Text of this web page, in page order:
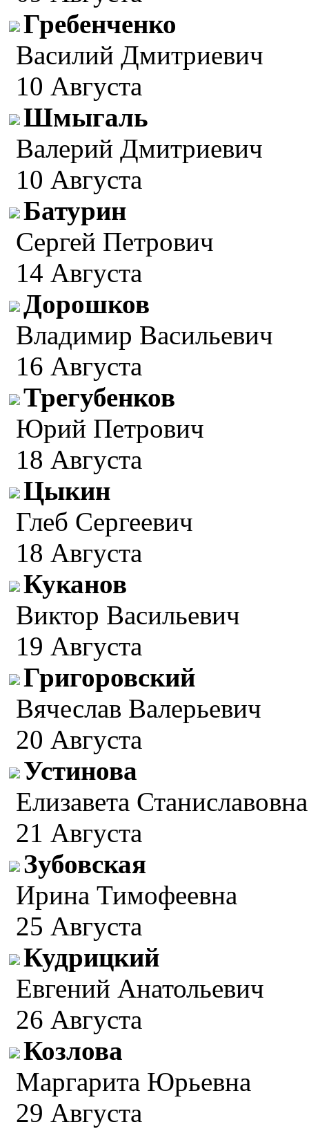
Гребенченко
Василий Дмитриевич
10 Августа
Шмыгаль
Валерий Дмитриевич
10 Августа
Батурин
Сергей Петрович
14 Августа
Дорошков
Владимир Васильевич
16 Августа
Трегубенков
Юрий Петрович
18 Августа
Цыкин
Глеб Сергеевич
18 Августа
Куканов
Виктор Васильевич
19 Августа
Григоровский
Вячеслав Валерьевич
20 Августа
Устинова
Елизавета Станиславовна
21 Августа
Зубовская
Ирина Тимофеевна
25 Августа
Кудрицкий
Евгений Анатольевич
26 Августа
Козлова
Маргарита Юрьевна
29 Августа